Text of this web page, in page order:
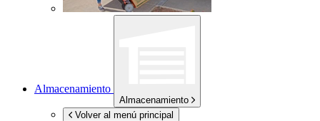
Almacenamiento
Almacenamiento
Volver al menú principal